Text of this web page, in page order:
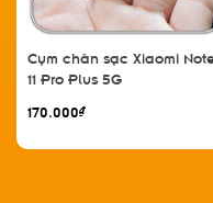
Cụm chân sạc Xiaomi
11 Pro Plus 5G
170.000₫